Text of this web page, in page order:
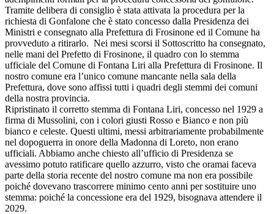
Tramite delibera di consiglio è stata attivata la procedura per la
richiesta di Gonfalone che è stato concesso dalla Presidenza dei
Ministri e consegnato alla Prefettura di Frosinone ed il Comune ha
provveduto a ritirarlo. Nei mesi scorsi il Sottoscritto ha consegnato,
nelle mani del Prefetto di Frosinone, il quadro con lo stemma
ufficiale del Comune di Fontana Liri alla Prefettura di Frosinone. Il
nostro comune era l’unico comune mancante nella sala della
Prefettura, dove sono affissi tutti i quadri degli stemmi dei comuni
della nostra provincia.
Ripristinato il corretto stemma di Fontana Liri, concesso nel 1929 a
firma di Mussolini, con i colori giusti Rosso e Bianco e non più
bianco e celeste. Questi ultimi, messi arbitrariamente probabilmente
nel dopoguerra in onore della Madonna di Loreto, non erano
ufficiali. Abbiamo anche chiesto all’ufficio di Presidenza se
avessimo potuto ratificare quello azzurro, visto che oramai faceva
parte della storia recente del nostro comune ma non era possibile
poiché dovevano trascorrere minimo cento anni per sostituire uno
stemma: poiché la concessione era del 1929, bisognava attendere il
2029.